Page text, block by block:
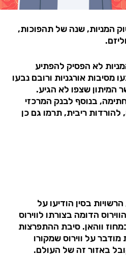
המניות, שנה של תהפוכות,
לא הפסיק להפתיע
מסיבות אורגניות ורובם נבעו
שצפו לא הגיע.
בנוסף לבנק המרכזי
להורדות ריבית, תרמו גם כן
בסין הודיעו על
הדומה בצורתו לווירוס
ווהאן. סיבת ההתפרצות
על ווירוס שמקורו
באזור זה של העולם.